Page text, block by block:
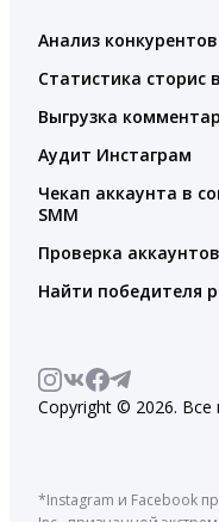
Анализ
Статистика сторис
Выгрузка
Аудит Инстаграм
Чекап аккаунта в
SMM
Проверка
Найти победителя
Copyright © 2026.
*Instagram и Facebook